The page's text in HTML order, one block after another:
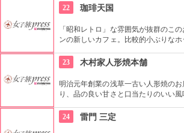
く美味しく頂ける上に健康と美容にも
22 珈琲天国
「昭和レトロ」な雰囲気が抜群のこ
ンの新しいカフェ。比較的小ぶりなホ
ここへ。
23 木村家人形焼本舗
明治元年創業の浅草一古い人形焼の
り、品の良い甘さと口当たりのいい風
ンコの入っていないタイプもあり。
て。
24 雷門 三定